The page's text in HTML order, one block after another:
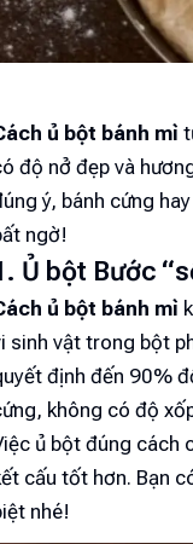
ủ bột bánh mì
độ nở đẹp và
ý, bánh cứng
ngờ!
Ủ bột Bước
ủ bột bánh mì
sinh vật trong bột
định đến 90%
không có độ
ủ bột đúng cách
cấu tốt hơn. Bạn
nhé!